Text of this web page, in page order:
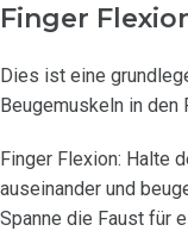
Finger
Dies ist eine
Beugemuskeln in den
Finger Flexion: Halte
auseinander und
Spanne die Faust für